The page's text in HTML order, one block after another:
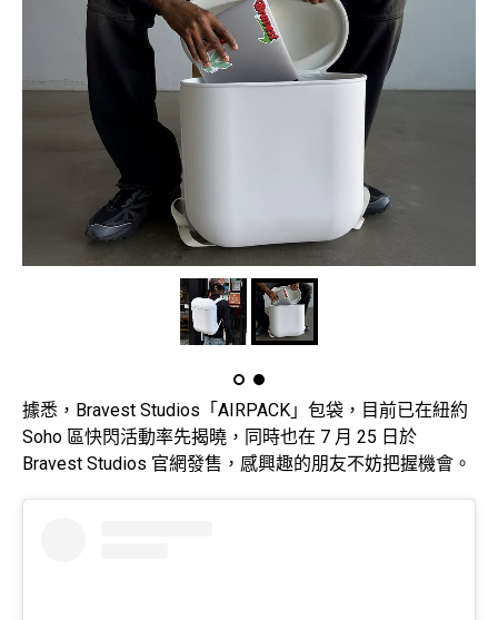
據悉，Bravest Studios「AIRPACK」包袋，目前已在紐約
Soho 區快閃活動率先揭曉，同時也在 7 月 25 日於
Bravest Studios 官網發售，感興趣的朋友不妨把握機會。